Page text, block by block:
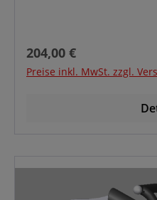
Regulärer Preis:
204,00 €
Preise inkl. MwSt. zzgl.